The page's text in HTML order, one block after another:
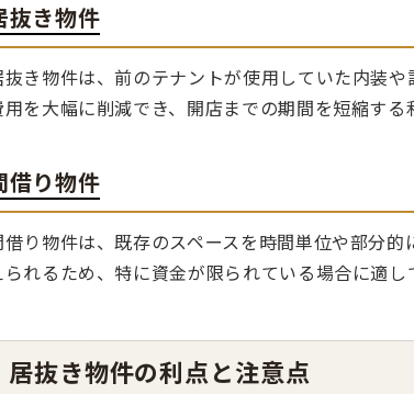
抜き物件
抜き物件は、前のテナントが使用していた内装
用を大幅に削減でき、開店までの期間を短縮する
借り物件
借り物件は、既存のスペースを時間単位や部分
られるため、特に資金が限られている場合に適し
居抜き物件の利点と注意点